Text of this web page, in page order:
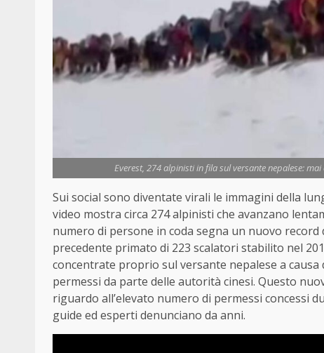
Everest, 274 alpinisti in fila sul versante nepalese:
Sui social sono diventate virali le immagini della
video mostra circa 274 alpinisti che avanzano
numero di persone in coda segna un nuovo
precedente primato di 223 scalatori stabilito nel
concentrate proprio sul versante nepalese a
permessi da parte delle autorità cinesi. Questo
riguardo all’elevato numero di permessi concessi
guide ed esperti denunciano da anni.